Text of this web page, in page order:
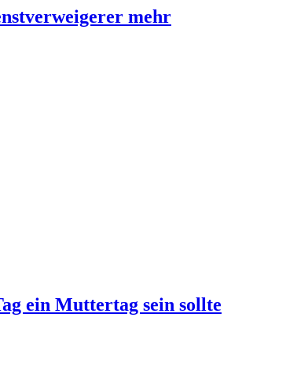
mehr
ein Muttertag sein sollte